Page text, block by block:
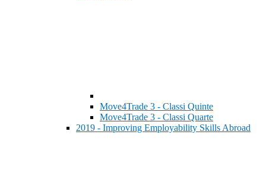
Move4Trade 3 - Classi Quinte
Move4Trade 3 - Classi Quarte
2019 - Improving Employability Skills Abroad